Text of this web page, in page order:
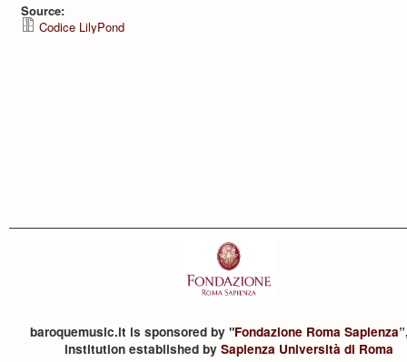
Source:
Codice LilyPond
baroquemusic.it is sponsored by "Fondazione Roma Sapienza
institution established by Sapienza Università di Roma